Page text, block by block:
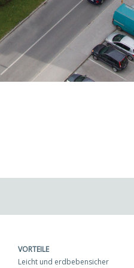
VORTEILE
Leicht und erdbebensicher